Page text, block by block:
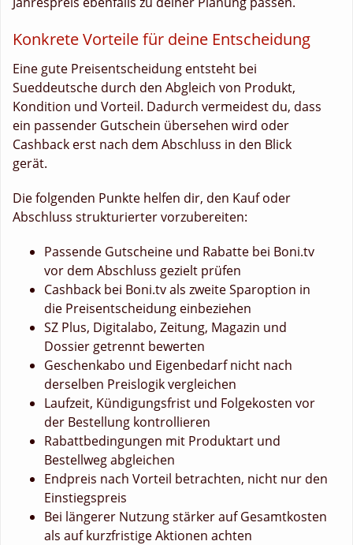
Konkrete Vorteile für deine Entscheidung
Eine gute Preisentscheidung entsteht bei
Sueddeutsche durch den Abgleich von Produkt,
Kondition und Vorteil. Dadurch vermeidest du, dass
ein passender Gutschein übersehen wird oder
Cashback erst nach dem Abschluss in den Blick
gerät.
Die folgenden Punkte helfen dir, den Kauf oder
Abschluss strukturierter vorzubereiten:
Passende Gutscheine und Rabatte bei Boni.tv
vor dem Abschluss gezielt prüfen
Cashback bei Boni.tv als zweite Sparoption in
die Preisentscheidung einbeziehen
SZ Plus, Digitalabo, Zeitung, Magazin und
Dossier getrennt bewerten
Geschenkabo und Eigenbedarf nicht nach
derselben Preislogik vergleichen
Laufzeit, Kündigungsfrist und Folgekosten vor
der Bestellung kontrollieren
Rabattbedingungen mit Produktart und
Bestellweg abgleichen
Endpreis nach Vorteil betrachten, nicht nur den
Einstiegspreis
Bei längerer Nutzung stärker auf Gesamtkosten
als auf kurzfristige Aktionen achten